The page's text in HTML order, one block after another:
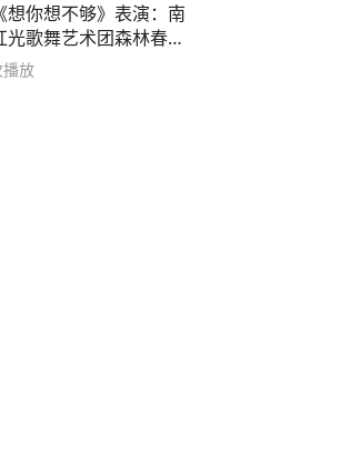
想你想不够》表演：南
光歌舞艺术团森林春红
。
播放